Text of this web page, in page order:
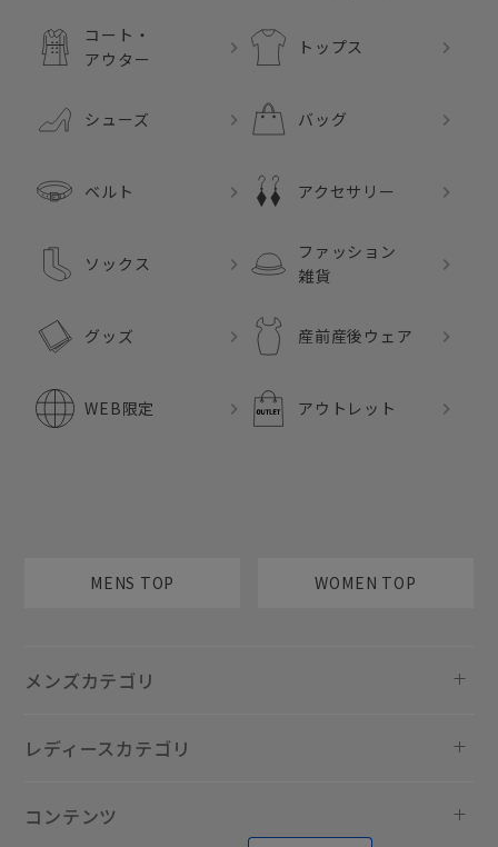
コート・
アウター
トップス
シューズ バッグ
ベルト アクセサリー
ソックス
ファッション
雑貨
グッズ 産前産後ウェア
WEB限定 アウトレット
MENS TOP WOMEN TOP
メンズカテゴリ
レディースカテゴリ
コンテンツ